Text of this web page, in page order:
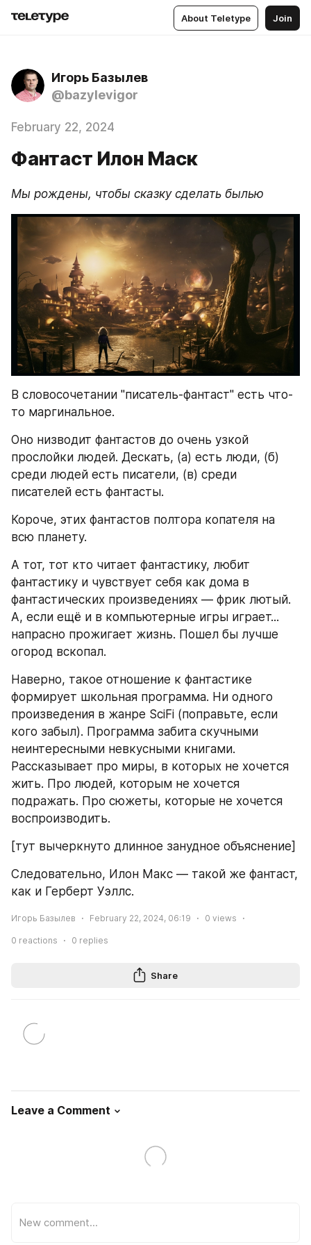
About Teletype Join
Игорь Базылев
@bazylevigor
February 22, 2024
Фантаст Илон Маск
Мы рождены, чтобы сказку сделать былью
В словосочетании "писатель-фантаст" есть что-
то маргинальное.
Оно низводит фантастов до очень узкой
прослойки людей. Дескать, (а) есть люди, (б)
среди людей есть писатели, (в) среди
писателей есть фантасты.
Короче, этих фантастов полтора копателя на
всю планету.
А тот, тот кто читает фантастику, любит
фантастику и чувствует себя как дома в
фантастических произведениях — фрик лютый.
А, если ещё и в компьютерные игры играет...
напрасно прожигает жизнь. Пошел бы лучше
огород вскопал.
Наверно, такое отношение к фантастике
формирует школьная программа. Ни одного
произведения в жанре SciFi (поправьте, если
кого забыл). Программа забита скучными
неинтересными невкусными книгами.
Рассказывает про миры, в которых не хочется
жить. Про людей, которым не хочется
подражать. Про сюжеты, которые не хочется
воспроизводить.
[тут вычеркнуто длинное занудное объяснение]
Следовательно, Илон Макс — такой же фантаст,
как и Герберт Уэллс.
Игорь Базылев February 22, 2024, 06:19 0 views
0 reactions 0 replies
Share
Leave a Comment